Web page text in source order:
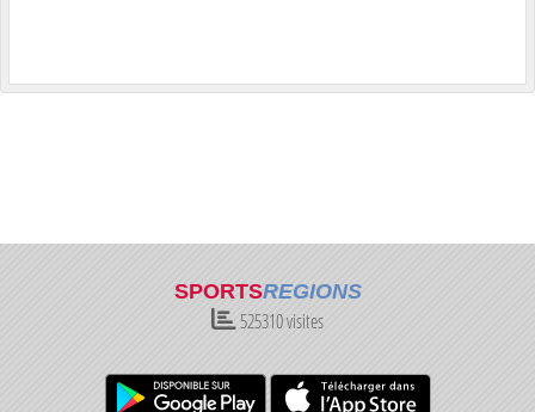
SPORTSREGIONS
525310visites